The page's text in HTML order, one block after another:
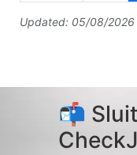
Updated: 05/08/2026
📬